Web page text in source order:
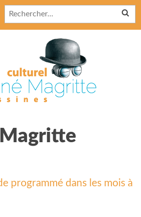
Magritte
programmé dans les mois à